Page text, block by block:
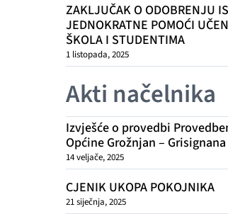
ZAKLJUČAK O ODOBRENJU
JEDNOKRATNE POMOĆI
ŠKOLA I STUDENTIMA
1 listopada, 2025
Akti načelnika
Izvješće o provedbi
Općine Grožnjan – Grisignana
14 veljače, 2025
CJENIK UKOPA POKOJNIKA
21 siječnja, 2025